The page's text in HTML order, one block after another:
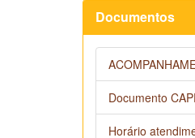
Documentos
Documento
Horário